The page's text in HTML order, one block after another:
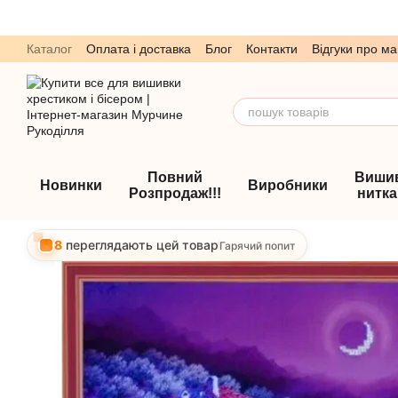
Каталог Оплата і доставка Блог Контакти
Відгуки про
Обмін та повернення
Угода користувача
Новинки
Повний
Розпродаж!!!
Виробники
8 переглядають цей товарГарячий попит